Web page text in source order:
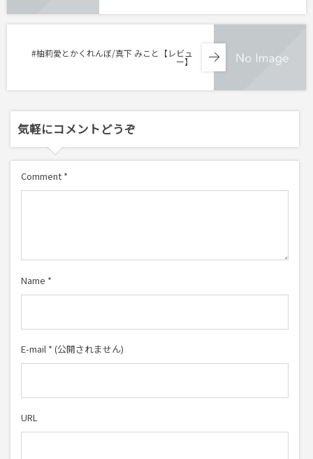
#柚莉愛とかくれんぼ/真下 みこと【レビュ
ー】
気軽にコメントどうぞ
Comment *
Name *
E-mail * (公開されません)
URL